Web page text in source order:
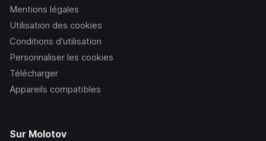
Mentions légales
Utilisation des cookies
Conditions d’utilisation
Personnaliser les cookies
Télécharger
Appareils compatibles
Sur Molotov